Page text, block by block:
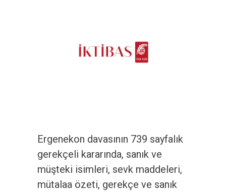
Ergenekon davasının 739 sayfalık
gerekçeli kararında, sanık ve
müşteki isimleri, sevk maddeleri,
mütalaa özeti, gerekçe ve sanık